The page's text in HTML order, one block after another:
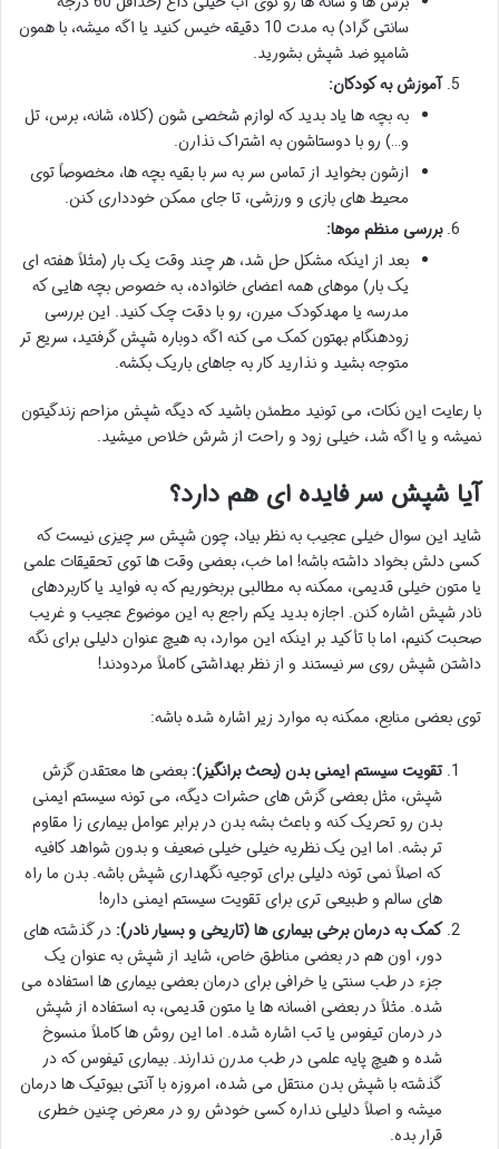
سانتی گراد) به مدت 10 دقیقه خیس کنید یا اگه میشه، با همون
شامپو ضد شپش بشورید.
آموزش به کودکان:
به بچه ها یاد بدید که لوازم شخصی شون (کلاه، شانه، برس، تل
و…) رو با دوستاشون به اشتراک نذارن.
ازشون بخواید از تماس سر به سر با بقیه بچه ها، مخصوصاً توی
محیط های بازی و ورزشی، تا جای ممکن خودداری کنن.
بررسی منظم موها:
بعد از اینکه مشکل حل شد، هر چند وقت یک بار (مثلاً هفته ای
یک بار) موهای همه اعضای خانواده، به خصوص بچه هایی که
مدرسه یا مهدکودک میرن، رو با دقت چک کنید. این بررسی
زودهنگام بهتون کمک می کنه اگه دوباره شپش گرفتید، سریع تر
متوجه بشید و نذارید کار به جاهای باریک بکشه.
با رعایت این نکات، می تونید مطمئن باشید که دیگه شپش مزاحم زندگیتون
نمیشه و یا اگه شد، خیلی زود و راحت از شرش خلاص میشید.
آیا شپش سر فایده ای هم دارد؟
شاید این سوال خیلی عجیب به نظر بیاد، چون شپش سر چیزی نیست که
کسی دلش بخواد داشته باشه! اما خب، بعضی وقت ها توی تحقیقات علمی
یا متون خیلی قدیمی، ممکنه به مطالبی بربخوریم که به فواید یا کاربردهای
نادر شپش اشاره کنن. اجازه بدید یکم راجع به این موضوع عجیب و غریب
صحبت کنیم، اما با تأکید بر اینکه این موارد، به هیچ عنوان دلیلی برای نگه
داشتن شپش روی سر نیستند و از نظر بهداشتی کاملاً مردودند!
توی بعضی منابع، ممکنه به موارد زیر اشاره شده باشه:
تقویت سیستم ایمنی بدن (بحث برانگیز): بعضی ها معتقدن گزش
شپش، مثل بعضی گزش های حشرات دیگه، می تونه سیستم ایمنی
بدن رو تحریک کنه و باعث بشه بدن در برابر عوامل بیماری زا مقاوم
تر بشه. اما این یک نظریه خیلی خیلی ضعیف و بدون شواهد کافیه
که اصلاً نمی تونه دلیلی برای توجیه نگهداری شپش باشه. بدن ما راه
های سالم و طبیعی تری برای تقویت سیستم ایمنی داره!
کمک به درمان برخی بیماری ها (تاریخی و بسیار نادر): در گذشته های
دور، اون هم در بعضی مناطق خاص، شاید از شپش به عنوان یک
جزء در طب سنتی یا خرافی برای درمان بعضی بیماری ها استفاده می
شده. مثلاً در بعضی افسانه ها یا متون قدیمی، به استفاده از شپش
در درمان تیفوس یا تب اشاره شده. اما این روش ها کاملاً منسوخ
شده و هیچ پایه علمی در طب مدرن ندارند. بیماری تیفوس که در
گذشته با شپش بدن منتقل می شده، امروزه با آنتی بیوتیک ها درمان
میشه و اصلاً دلیلی نداره کسی خودش رو در معرض چنین خطری
قرار بده.